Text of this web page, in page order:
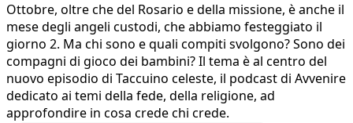
Ottobre, oltre che del Rosario e della missione, è anche il
mese degli angeli custodi, che abbiamo festeggiato il
giorno 2. Ma chi sono e quali compiti svolgono? Sono dei
compagni di gioco dei bambini? Il tema è al centro del
nuovo episodio di Taccuino celeste, il podcast di Avvenire
dedicato ai temi della fede, della religione, ad
approfondire in cosa crede chi crede.